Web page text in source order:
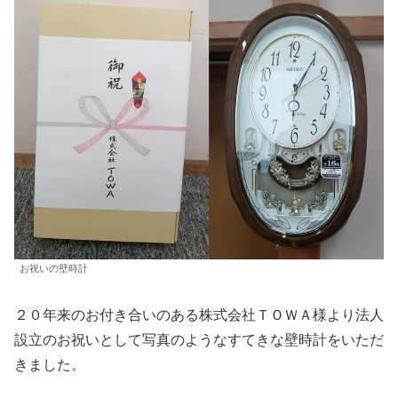
お祝いの壁時計
２０年来のお付き合いのある株式会社ＴＯＷＡ様より法人
設立のお祝いとして写真のようなすてきな壁時計をいただ
きました。